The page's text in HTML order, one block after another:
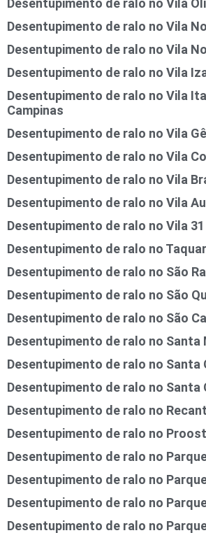
Desentupimento de ralo no Vila
Desentupimento de ralo no Vila
Desentupimento de ralo no Vila
Desentupimento de ralo no Vila
Campinas
Desentupimento de ralo no Vila
Desentupimento de ralo no Vila
Desentupimento de ralo no Vila
Desentupimento de ralo no Vila
Desentupimento de ralo no Vila
Desentupimento de ralo no
Desentupimento de ralo no São
Desentupimento de ralo no São
Desentupimento de ralo no São
Desentupimento de ralo no Santa
Desentupimento de ralo no Santa
Desentupimento de ralo no Santa
Desentupimento de ralo no
Desentupimento de ralo no
Desentupimento de ralo no
Desentupimento de ralo no
Desentupimento de ralo no
Desentupimento de ralo no